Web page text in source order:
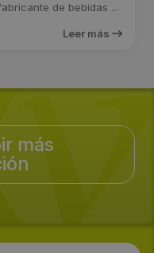
de bebidas ...
Leer más
más